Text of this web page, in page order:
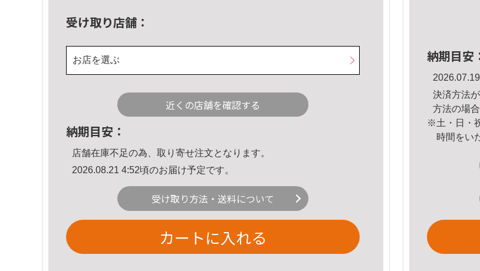
受け取り店舗：
お店を選ぶ
近くの店舗を確認する
納期目安：
店舗在庫不足の為、取り寄せ注文となります。
2026.08.21 4:52頃のお届け予定です。
受け取り方法・送料について
カートに入れる
納期目安
決済方法
方法の場
※土・日・
時間をい